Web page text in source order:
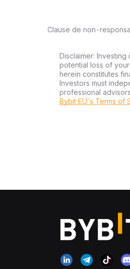
Clause de non-
Disclaimer:
potential loss of
herein constitutes
Investors must
professional
Bybit EU´s Terms of